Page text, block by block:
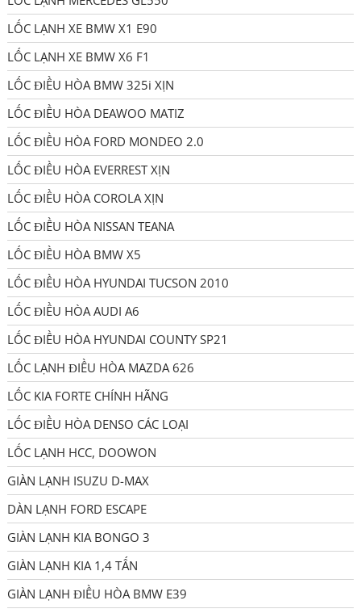
LỐC LẠNH XE BMW X1 E90
LỐC LẠNH XE BMW X6 F1
LỐC ĐIỀU HÒA BMW 325i XỊN
LỐC ĐIỀU HÒA DEAWOO MATIZ
LỐC ĐIỀU HÒA FORD MONDEO 2.0
LỐC ĐIỀU HÒA EVERREST XỊN
LỐC ĐIỀU HÒA COROLA XỊN
LỐC ĐIỀU HÒA NISSAN TEANA
LỐC ĐIỀU HÒA BMW X5
LỐC ĐIỀU HÒA HYUNDAI TUCSON 2010
LỐC ĐIỀU HÒA AUDI A6
LỐC ĐIỀU HÒA HYUNDAI COUNTY SP21
LỐC LẠNH ĐIỀU HÒA MAZDA 626
LỐC KIA FORTE CHÍNH HÃNG
LỐC ĐIỀU HÒA DENSO CÁC LOẠI
LỐC LẠNH HCC, DOOWON
GIÀN LẠNH ISUZU D-MAX
DÀN LẠNH FORD ESCAPE
GIÀN LẠNH KIA BONGO 3
GIÀN LẠNH KIA 1,4 TẤN
GIÀN LẠNH ĐIỀU HÒA BMW E39